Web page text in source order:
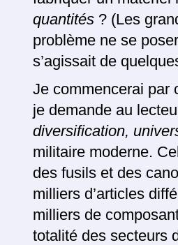
quantités ? (Les
problème ne se
s’agissait de
Je commencerai par
je demande au
diversification,
militaire moderne.
des fusils et des
milliers d’articles
milliers de
totalité des secteurs